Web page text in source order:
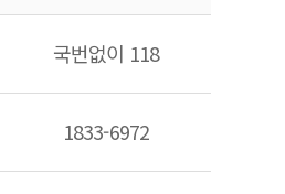
국번없이 118
1833-6972